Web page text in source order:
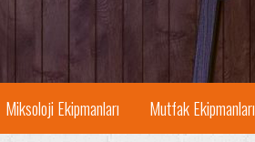
Miksoloji Ekipmanları Mutfak Ekipmanları